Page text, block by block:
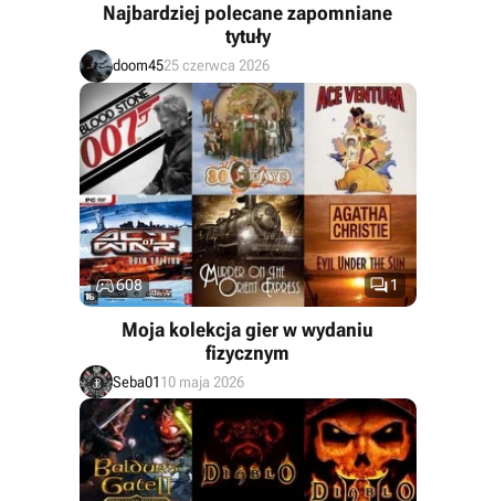
Najbardziej polecane zapomniane
tytuły
doom4525 czerwca 2026
1
608
Moja kolekcja gier w wydaniu
fizycznym
Seba0110 maja 2026